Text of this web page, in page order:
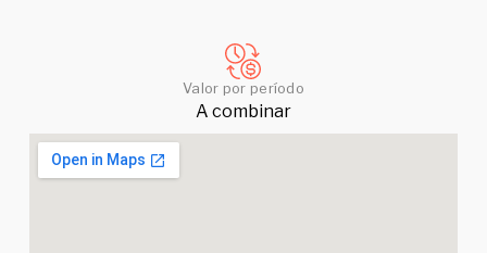
Valor por período
A combinar